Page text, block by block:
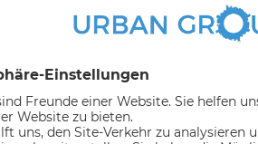
Terrasse.